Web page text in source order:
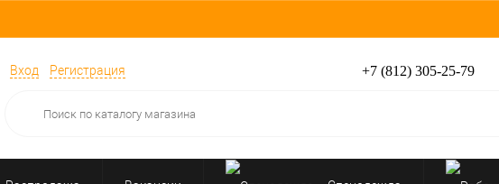
Вход Регистрация +7 (812) 305-25-79